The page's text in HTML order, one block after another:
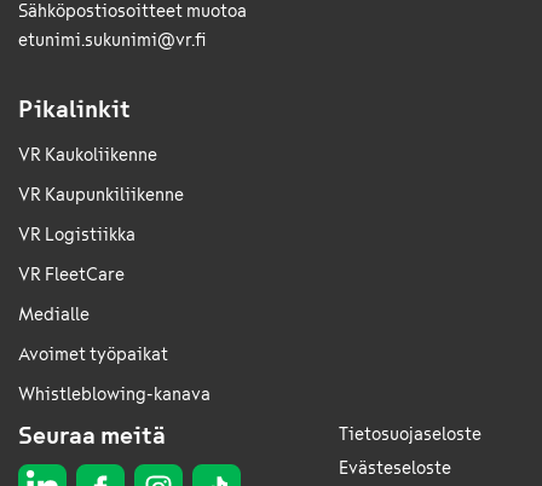
Sähkö­posti­osoitteet muotoa
etunimi.sukunimi@vr.fi
Pikalinkit
VR Kaukoliikenne
VR Kaupunkiliikenne
VR Logistiikka
VR FleetCare
Medialle
Avoimet työpaikat
Whistleblowing-kanava
Seuraa meitä
Tietosuojaseloste
Evästeseloste